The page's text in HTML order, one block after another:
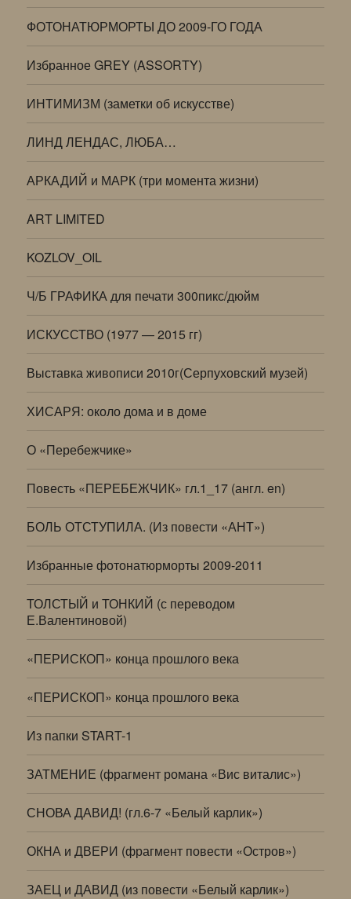
ФОТОНАТЮРМОРТЫ ДО 2009-ГО ГОДА
Избранное GREY (ASSORTY)
ИНТИМИЗМ (заметки об искусстве)
ЛИНД ЛЕНДАС, ЛЮБА…
АРКАДИЙ и МАРК (три момента жизни)
ART LIMITED
KOZLOV_OIL
Ч/Б ГРАФИКА для печати 300пикс/дюйм
ИСКУССТВО (1977 — 2015 гг)
Выставка живописи 2010г(Серпуховский музей)
ХИСАРЯ: около дома и в доме
О «Перебежчике»
Повесть «ПЕРЕБЕЖЧИК» гл.1_17 (англ. en)
БОЛЬ ОТСТУПИЛА. (Из повести «АНТ»)
Избранные фотонатюрморты 2009-2011
ТОЛСТЫЙ и ТОНКИЙ (с переводом
Е.Валентиновой)
«ПЕРИСКОП» конца прошлого века
«ПЕРИСКОП» конца прошлого века
Из папки START-1
ЗАТМЕНИЕ (фрагмент романа «Вис виталис»)
СНОВА ДАВИД! (гл.6-7 «Белый карлик»)
ОКНА и ДВЕРИ (фрагмент повести «Остров»)
ЗАЕЦ и ДАВИД (из повести «Белый карлик»)